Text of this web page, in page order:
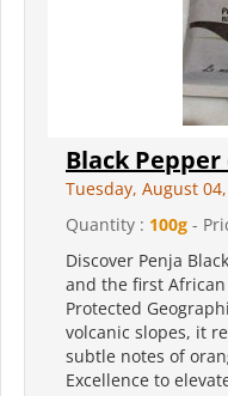
Black
Tuesday, August
Quantity : 100g -
Discover Penja
and the first
Protected
volcanic slopes, it
subtle notes of
Excellence to